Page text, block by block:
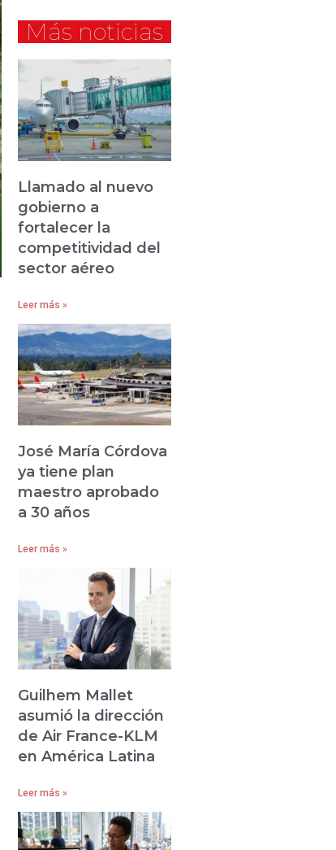
Más noticias
Llamado al nuevo
gobierno a
fortalecer la
competitividad del
sector aéreo
Leer más »
José María Córdova
ya tiene plan
maestro aprobado
a 30 años
Leer más »
Guilhem Mallet
asumió la dirección
de Air France-KLM
en América Latina
Leer más »